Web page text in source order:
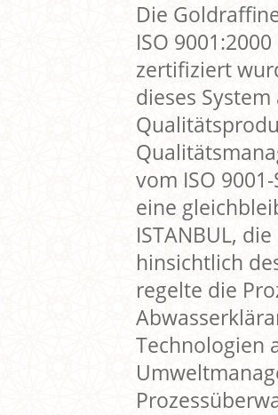
Die
ISO
zertifiziert
dieses
vom ISO
eine
ISTANBUL,
hinsichtlich
regelte die
Technologien